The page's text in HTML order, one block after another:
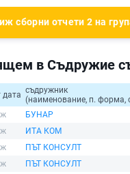
сборни отчети 2 на
в Съдружие
дата съдружник
(наименование, п. форма,
БУНАР
ИТА КОМ
ПЪТ КОНСУЛТ
ПЪТ КОНСУЛТ